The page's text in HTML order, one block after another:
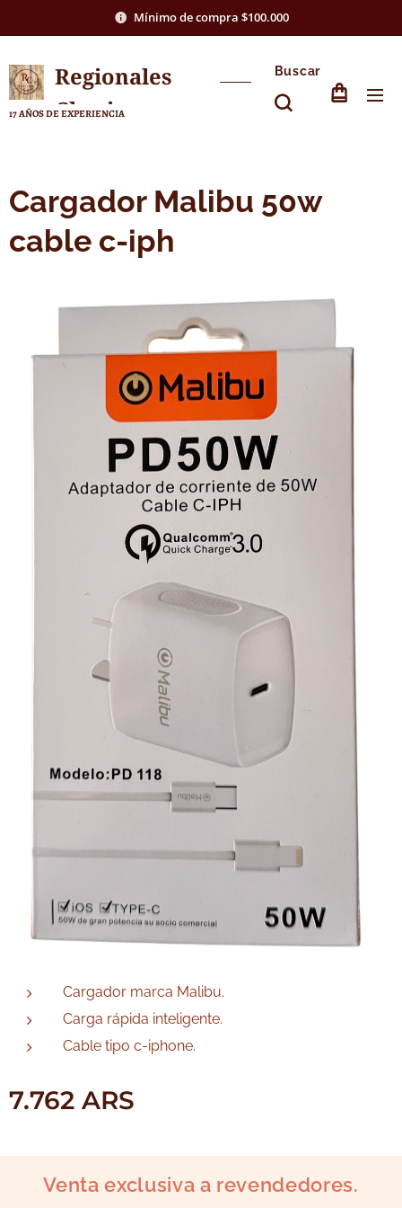
Mínimo de compra $100.000
Regionales
Chasico
17 AÑOS DE EXPERIENCIA
Buscar
Cargador Malibu 50w
cable c-iph
Cargador marca Malibu.
Carga rápida inteligente.
Cable tipo c-iphone.
7.762 ARS
Venta exclusiva a revendedores.